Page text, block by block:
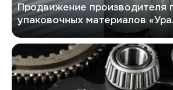
Продвижение производителя
упаковочных материалов
Exbus